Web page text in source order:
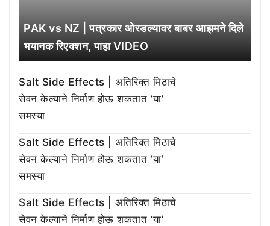
PAK vs NZ | पत्रकार ओरडल्यावर बाबर आझमने दिले
भयानक रिएक्शन, पाहा VIDEO
Salt Side Effects | अतिरिक्त मिठाचे
सेवन केल्याने निर्माण होऊ शकतात ‘या’
समस्या
Salt Side Effects | अतिरिक्त मिठाचे
सेवन केल्याने निर्माण होऊ शकतात ‘या’
समस्या
Salt Side Effects | अतिरिक्त मिठाचे
सेवन केल्याने निर्माण होऊ शकतात ‘या’